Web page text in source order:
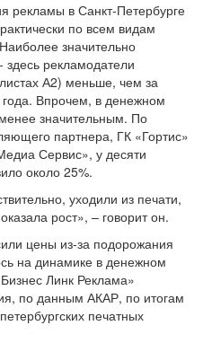
в Санкт-Петербурге
по всем видам
значительно
рекламодатели
А2) меньше, чем за
Впрочем, в денежном
значительным. По
партнера, ГК «Гортис»
Сервис», у десяти
около 25%.
уходили из печати,
рост», – говорит он.
цены из-за подорожания
на динамике в денежном
Линк Реклама»
по данным АКАР, по итогам
печатных